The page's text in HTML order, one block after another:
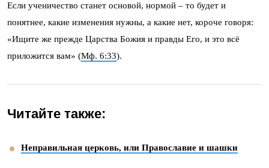
Если ученичество станет основой, нормой – то будет и
понятнее, какие изменения нужны, а какие нет, короче говоря:
«Ищите же прежде Царства Божия и правды Его, и это всё
приложится вам» (Мф. 6:33).
Читайте также:
Неправильная церковь, или Православие и шашки